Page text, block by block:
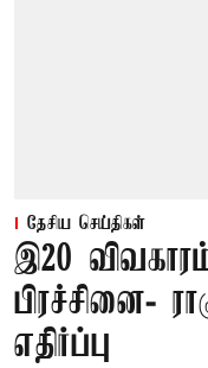
தேசிய செய்திகள்
இ20
பிரச்சினை-
எதிர்ப்பு